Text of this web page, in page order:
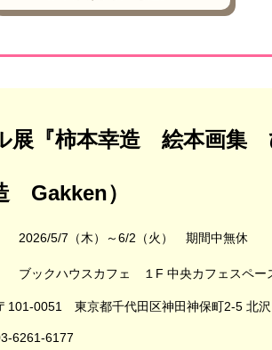
展『柿本幸造 絵本画集
Gakken）
2026/5/7（木）～6/2（火） 期間中無休
ブックハウスカフェ １F 中央カフェスペー
〒101-0051 東京都千代田区神田神保町2-5 北
6261-6177